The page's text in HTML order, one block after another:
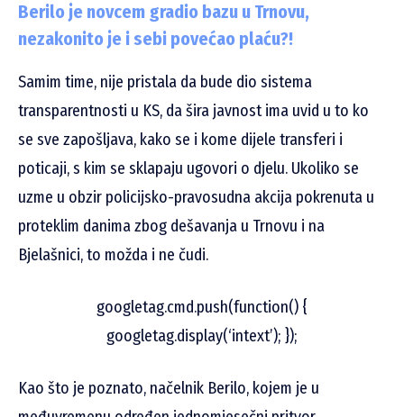
Berilo je novcem gradio bazu u Trnovu,
nezakonito je i sebi povećao plaću?!
Samim time, nije pristala da bude dio sistema
transparentnosti u KS, da šira javnost ima uvid u to ko
se sve zapošljava, kako se i kome dijele transferi i
poticaji, s kim se sklapaju ugovori o djelu. Ukoliko se
uzme u obzir policijsko-pravosudna akcija pokrenuta u
proteklim danima zbog dešavanja u Trnovu i na
Bjelašnici, to možda i ne čudi.
googletag.cmd.push(function() {
googletag.display(‘intext’); });
Kao što je poznato, načelnik Berilo, kojem je u